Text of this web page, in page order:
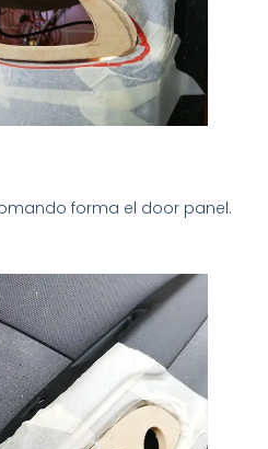
forma el door panel.